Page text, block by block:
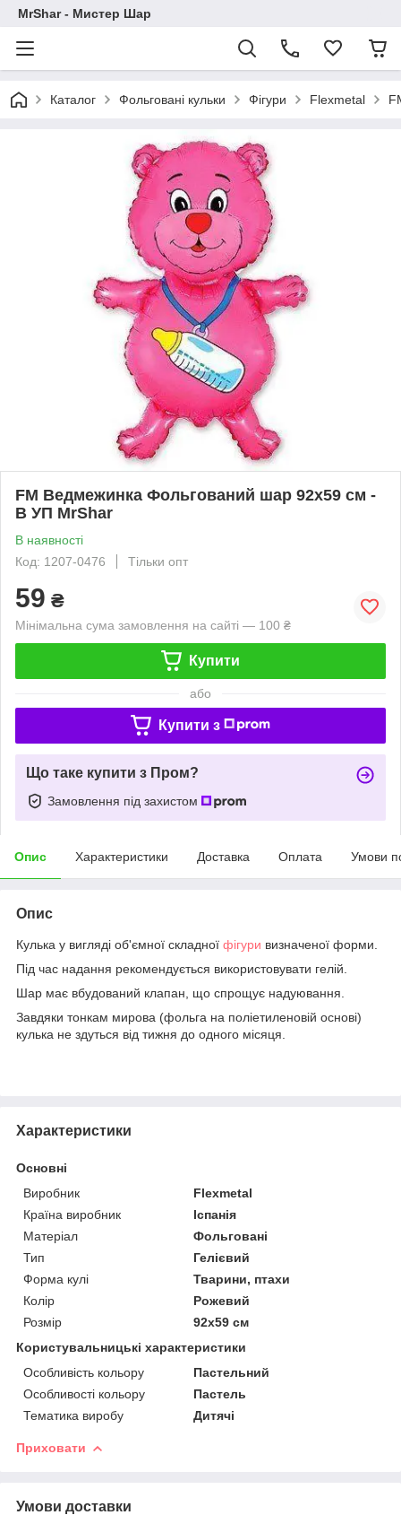
MrShar - Мистер Шар
Каталог Фольговані кульки Фігури Flexmetal
FM Ведмежинка Фольгований шар 92х59 см -
В УП MrShar
В наявності
Код: 1207-0476
Тільки опт
59 ₴
Мінімальна сума замовлення на сайті — 100 ₴
Купити
або
Купити з
Що таке купити з Пром?
Замовлення під захистом
Опис Характеристики Доставка Оплата Умови
Опис
Кулька у вигляді об'ємної складної фігури визначеної форми.
Під час надання рекомендується використовувати гелій.
Шар має вбудований клапан, що спрощує надуювання.
Завдяки тонкам мирова (фольга на поліетиленовій основі)
кулька не здуться від тижня до одного місяця.
Характеристики
Основні
Виробник
Flexmetal
Країна виробник
Іспанія
Матеріал
Фольговані
Тип
Гелієвий
Форма кулі
Тварини, птахи
Колір
Рожевий
Розмір
92х59 см
Користувальницькі характеристики
Особливість кольору
Пастельний
Особливості кольору
Пастель
Тематика виробу
Дитячі
Приховати
Умови доставки